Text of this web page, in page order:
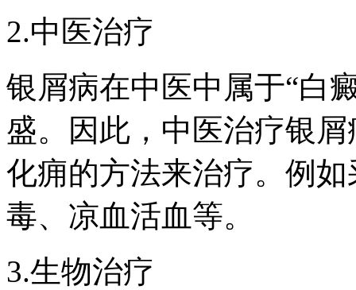
2.中医治疗
银屑病在中医中属于“白
盛。因此，中医治疗银
化痈的方法来治疗。例
毒、凉血活血等。
3.生物治疗